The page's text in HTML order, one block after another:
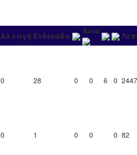
Αλλαγή Ενδεκάδα Αυτο
0 28 0 0 6 0 2447
0 1 0 0 0 82